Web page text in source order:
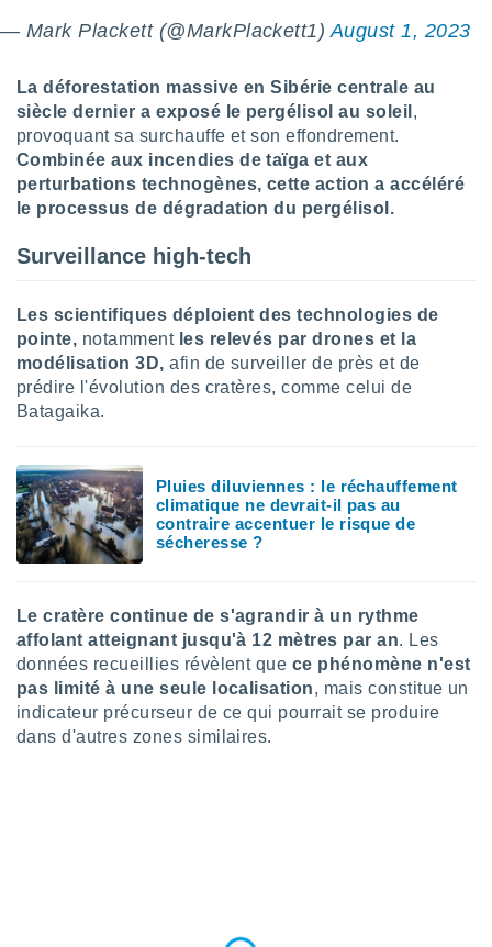
des
des
pour
des
votre
ce site
IP et
sur
Pour ce
— Mark Plackett (@MarkPlackett1)August 1, 2023
La déforestation massive en Sibérie centrale au
siècle dernier a exposé le pergélisol au soleil ,
provoquant sa surchauffe et son effondrement.
Combinée aux incendies de taïga et aux
perturbations technogènes, cette action a accéléré
le processus de dégradation du pergélisol.
Surveillance high-tech
Les scientifiques déploient des technologies de
pointe, notamment les relevés par drones et la
modélisation 3D, afin de surveiller de près et de
prédire l'évolution des cratères, comme celui de
Batagaika.
Pluies diluviennes : le réchauffement
climatique ne devrait-il pas au
contraire accentuer le risque de
sécheresse ?
Le cratère continue de s'agrandir à un rythme
affolant atteignant jusqu'à 12 mètres par an. Les
données recueillies révèlent que ce phénomène n'est
pas limité à une seule localisation, mais constitue un
indicateur précurseur de ce qui pourrait se produire
dans d'autres zones similaires.